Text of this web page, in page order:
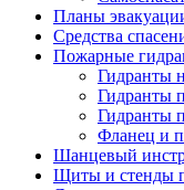
Планы
Средства
Пожарные
Гидранты
Гидранты
Гидранты
Фланец и
Шанцевый
Щиты и стенды